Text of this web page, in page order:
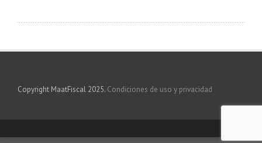
Copyright MaatFiscal 2025. Condiciones de uso y privacidad